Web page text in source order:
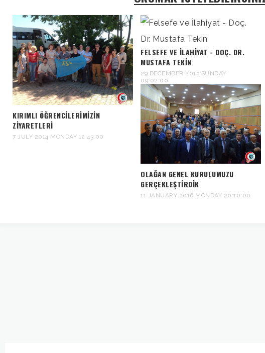
KIRIMLI ÖĞRENCILERIMIZIN
ZIYARETLERI
7 JULY 2014 MONDAY 12:43:00
FELSEFE VE İLAHIYAT - DOÇ. DR.
MUSTAFA TEKIN
29 DECEMBER 2013 SUNDAY
09:02:00
OLAĞAN GENEL KURULUMUZU
GERÇEKLEŞTIRDIK
11 JANUARY 2016 MONDAY 20:10:00